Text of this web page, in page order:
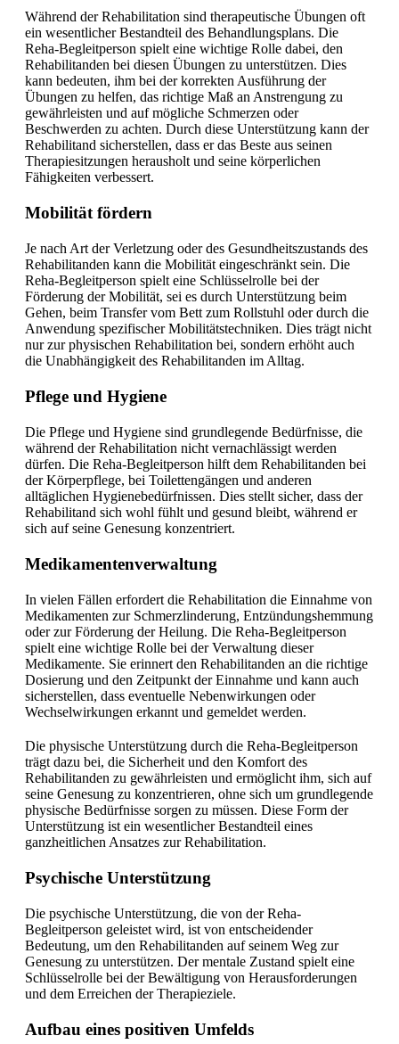
Während der Rehabilitation sind therapeutische Übungen oft
ein wesentlicher Bestandteil des Behandlungsplans. Die
Reha-Begleitperson spielt eine wichtige Rolle dabei, den
Rehabilitanden bei diesen Übungen zu unterstützen. Dies
kann bedeuten, ihm bei der korrekten Ausführung der
Übungen zu helfen, das richtige Maß an Anstrengung zu
gewährleisten und auf mögliche Schmerzen oder
Beschwerden zu achten. Durch diese Unterstützung kann der
Rehabilitand sicherstellen, dass er das Beste aus seinen
Therapiesitzungen herausholt und seine körperlichen
Fähigkeiten verbessert.
Mobilität fördern
Je nach Art der Verletzung oder des Gesundheitszustands des
Rehabilitanden kann die Mobilität eingeschränkt sein. Die
Reha-Begleitperson spielt eine Schlüsselrolle bei der
Förderung der Mobilität, sei es durch Unterstützung beim
Gehen, beim Transfer vom Bett zum Rollstuhl oder durch die
Anwendung spezifischer Mobilitätstechniken. Dies trägt nicht
nur zur physischen Rehabilitation bei, sondern erhöht auch
die Unabhängigkeit des Rehabilitanden im Alltag.
Pflege und Hygiene
Die Pflege und Hygiene sind grundlegende Bedürfnisse, die
während der Rehabilitation nicht vernachlässigt werden
dürfen. Die Reha-Begleitperson hilft dem Rehabilitanden bei
der Körperpflege, bei Toilettengängen und anderen
alltäglichen Hygienebedürfnissen. Dies stellt sicher, dass der
Rehabilitand sich wohl fühlt und gesund bleibt, während er
sich auf seine Genesung konzentriert.
Medikamentenverwaltung
In vielen Fällen erfordert die Rehabilitation die Einnahme von
Medikamenten zur Schmerzlinderung, Entzündungshemmung
oder zur Förderung der Heilung. Die Reha-Begleitperson
spielt eine wichtige Rolle bei der Verwaltung dieser
Medikamente. Sie erinnert den Rehabilitanden an die richtige
Dosierung und den Zeitpunkt der Einnahme und kann auch
sicherstellen, dass eventuelle Nebenwirkungen oder
Wechselwirkungen erkannt und gemeldet werden.
Die physische Unterstützung durch die Reha-Begleitperson
trägt dazu bei, die Sicherheit und den Komfort des
Rehabilitanden zu gewährleisten und ermöglicht ihm, sich auf
seine Genesung zu konzentrieren, ohne sich um grundlegende
physische Bedürfnisse sorgen zu müssen. Diese Form der
Unterstützung ist ein wesentlicher Bestandteil eines
ganzheitlichen Ansatzes zur Rehabilitation.
Psychische Unterstützung
Die psychische Unterstützung, die von der Reha-
Begleitperson geleistet wird, ist von entscheidender
Bedeutung, um den Rehabilitanden auf seinem Weg zur
Genesung zu unterstützen. Der mentale Zustand spielt eine
Schlüsselrolle bei der Bewältigung von Herausforderungen
und dem Erreichen der Therapieziele.
Aufbau eines positiven Umfelds